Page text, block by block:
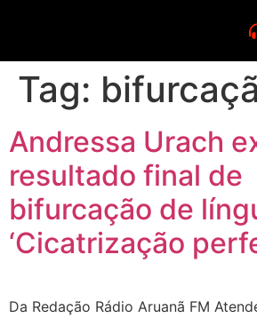
Tag:
Andressa Urach
resultado final de
bifurcação de
‘Cicatrização
Da Redação Rádio Aruanã FM